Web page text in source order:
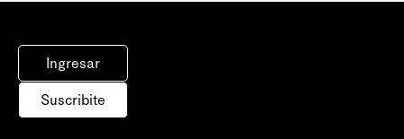
Ingresar
Suscribite